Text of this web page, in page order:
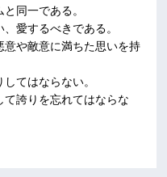
同一である。
愛するべきである。
や敵意に満ちた思いを持
てはならない。
誇りを忘れてはならな